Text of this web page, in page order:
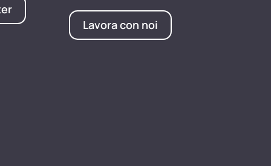
Lavora con noi